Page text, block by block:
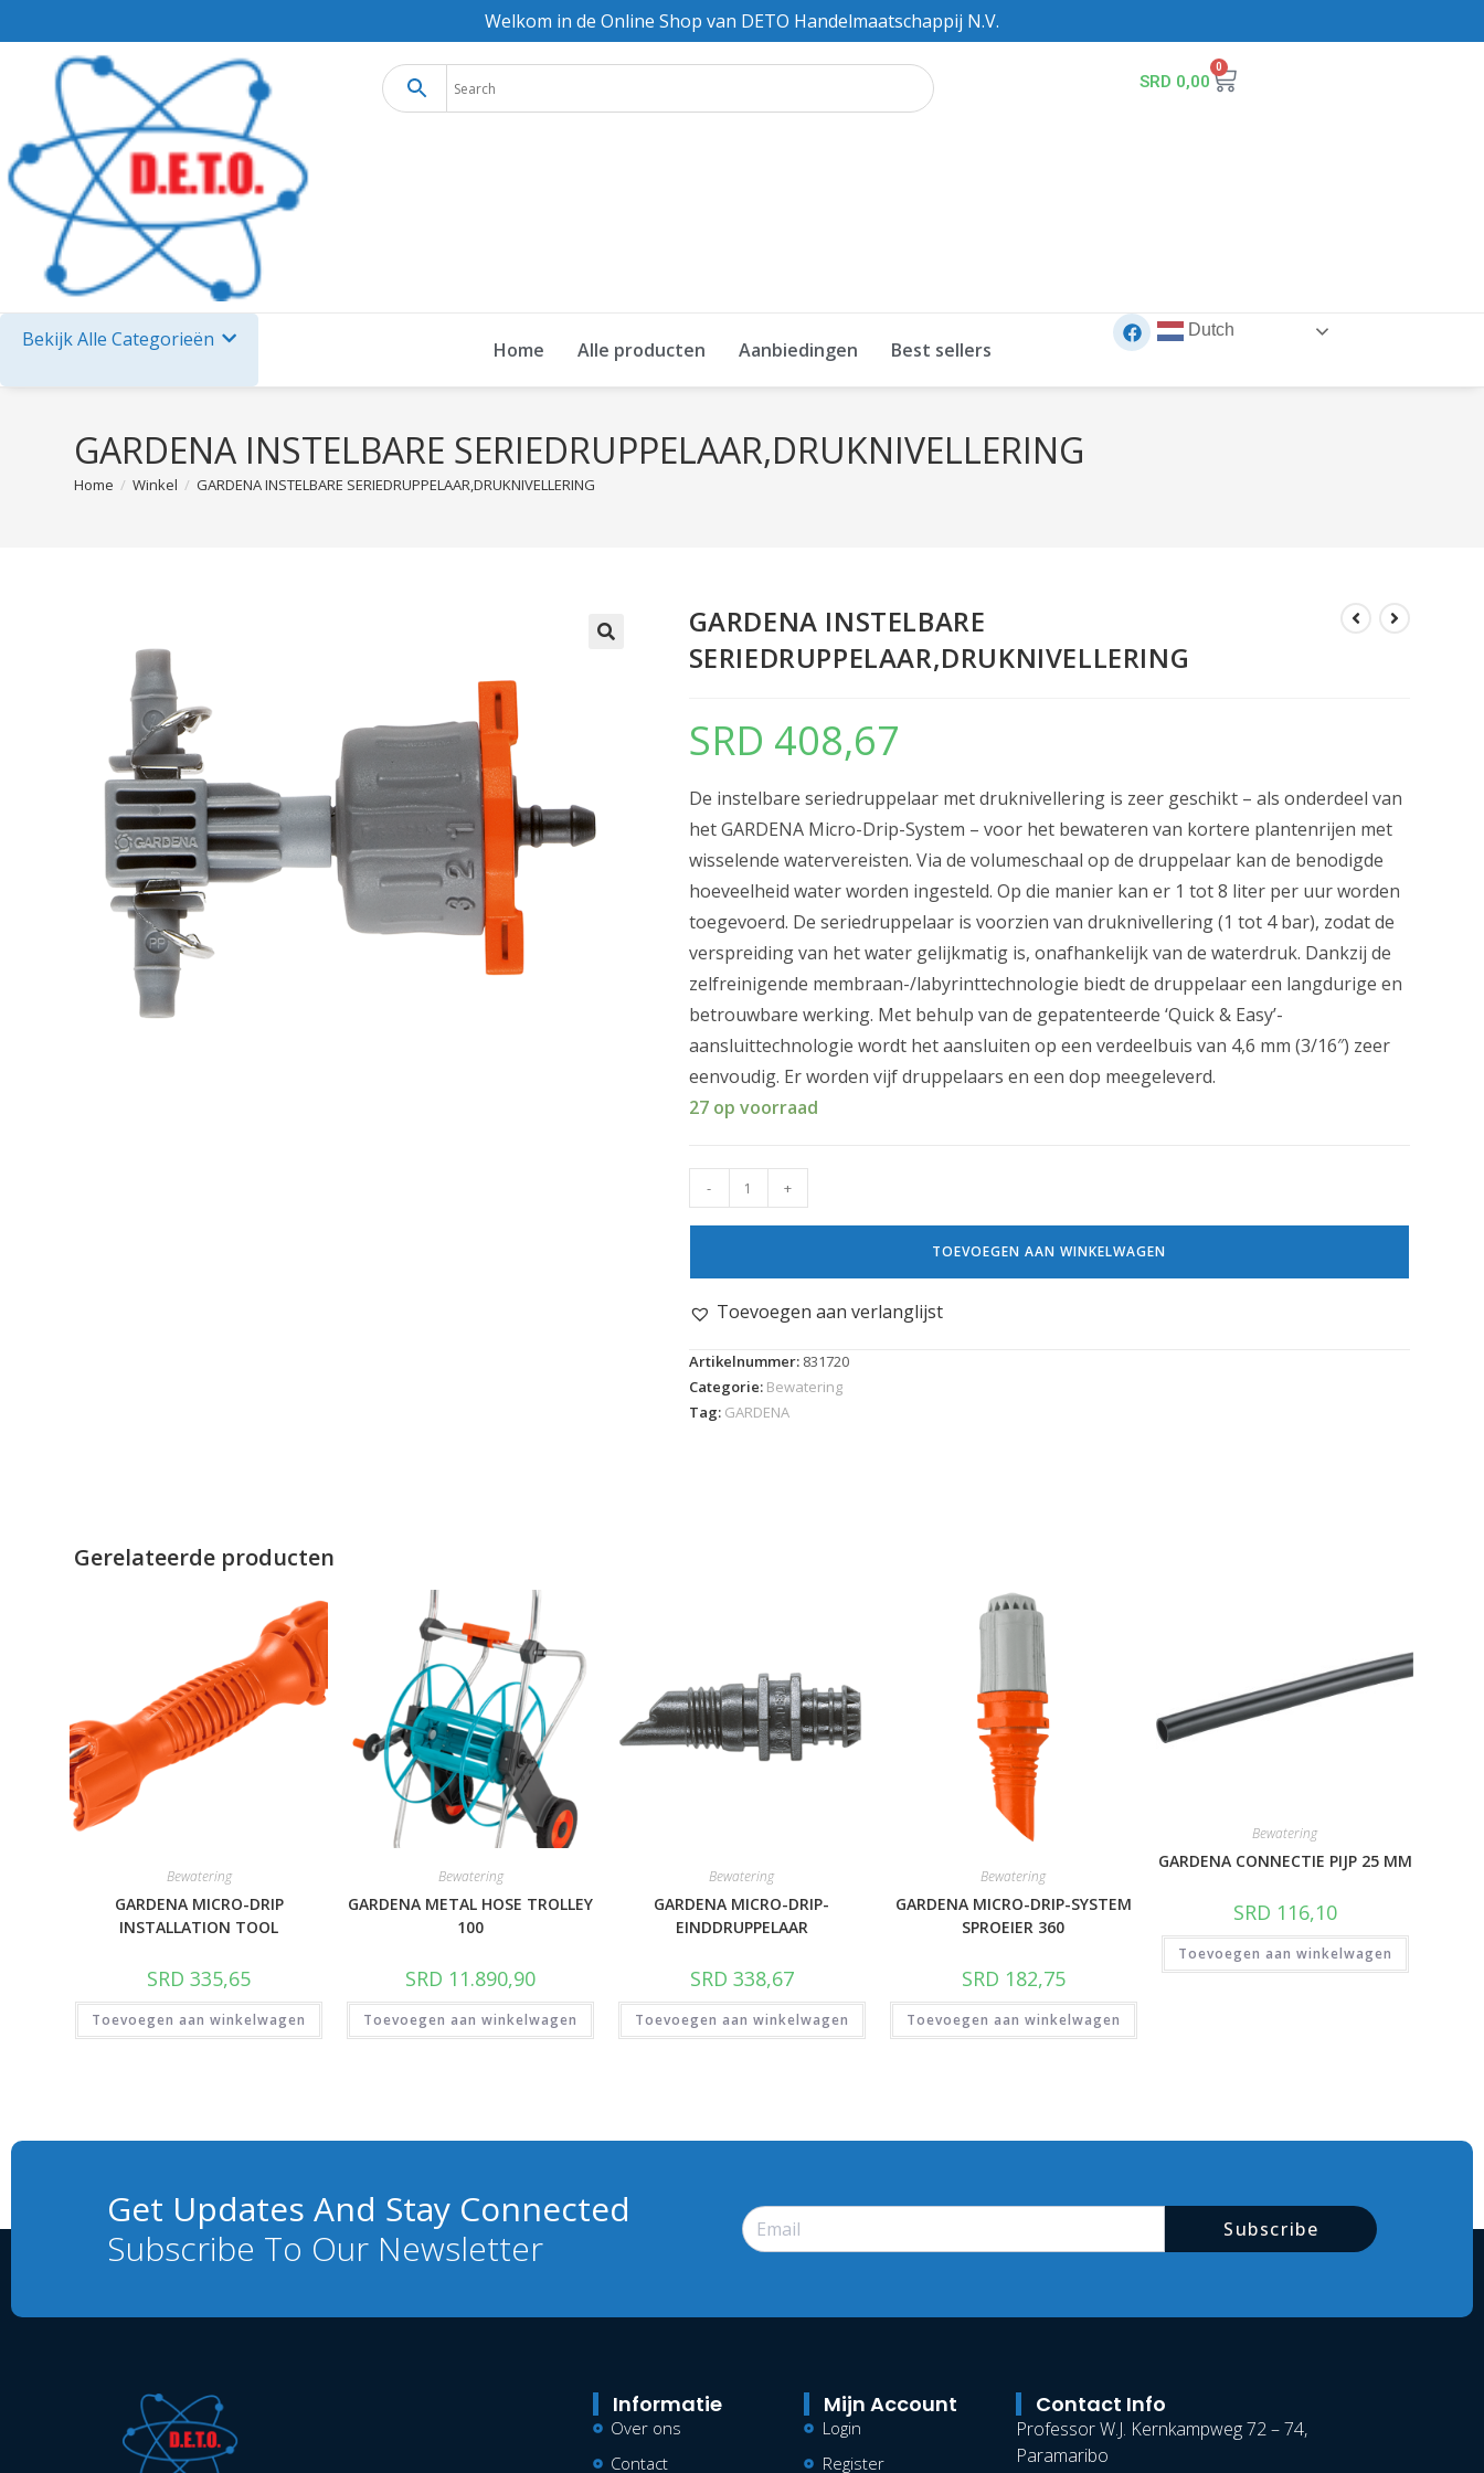
Welkom in de Online Shop van DETO Handelmaatschappij N.V.
SRD 0,00
0
Bekijk Alle Categorieën Home Alle producten Aanbiedingen Best sellers
Dutch
GARDENA INSTELBARE SERIEDRUPPELAAR,DRUKNIVELLERING
Home / Winkel / GARDENA INSTELBARE SERIEDRUPPELAAR,DRUKNIVELLERING
GARDENA INSTELBARE
SERIEDRUPPELAAR,DRUKNIVELLERING
SRD 408,67
De instelbare seriedruppelaar met druknivellering is zeer geschikt – als onderdeel van
het GARDENA Micro-Drip-System – voor het bewateren van kortere plantenrijen met
wisselende watervereisten. Via de volumeschaal op de druppelaar kan de benodigde
hoeveelheid water worden ingesteld. Op die manier kan er 1 tot 8 liter per uur worden
toegevoerd. De seriedruppelaar is voorzien van druknivellering (1 tot 4 bar), zodat de
verspreiding van het water gelijkmatig is, onafhankelijk van de waterdruk. Dankzij de
zelfreinigende membraan-/labyrinttechnologie biedt de druppelaar een langdurige en
betrouwbare werking. Met behulp van de gepatenteerde ‘Quick & Easy’-
aansluittechnologie wordt het aansluiten op een verdeelbuis van 4,6 mm (3/16″) zeer
eenvoudig. Er worden vijf druppelaars en een dop meegeleverd.
27 op voorraad
- +
TOEVOEGEN AAN WINKELWAGEN
Toevoegen aan verlanglijst
Artikelnummer: 831720
Categorie: Bewatering
Tag: GARDENA
Gerelateerde producten
Bewatering
GARDENA MICRO-DRIP
INSTALLATION TOOL
SRD 335,65
Toevoegen aan winkelwagen
Bewatering
GARDENA METAL HOSE TROLLEY
100
SRD 11.890,90
Toevoegen aan winkelwagen
Bewatering
GARDENA MICRO-DRIP-
EINDDRUPPELAAR
SRD 338,67
Toevoegen aan winkelwagen
Bewatering
GARDENA MICRO-DRIP-SYSTEM
SPROEIER 360
SRD 182,75
Toevoegen aan winkelwagen
Bewatering
GARDENA CONNECTIE PIJP 25 MM
SRD 116,10
Toevoegen aan winkelwagen
Get Updates And Stay Connected
Subscribe To Our Newsletter
Subscribe
Informatie
Over ons
Contact
Mijn Account
Login
Register
Contact Info
Professor W.J. Kernkampweg 72 – 74,
Paramaribo